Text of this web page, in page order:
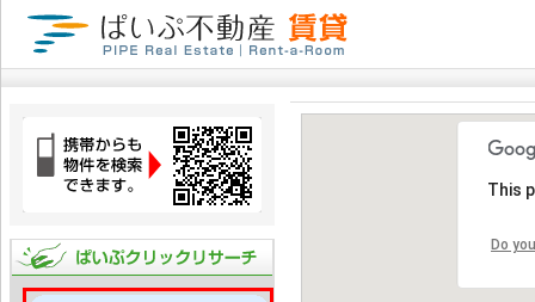
This
Do